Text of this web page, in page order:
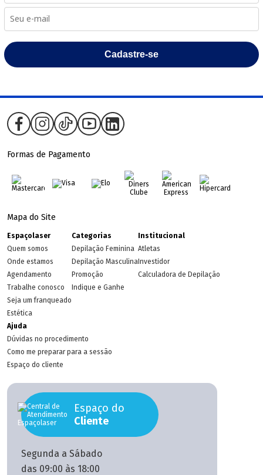
Cadastre-se
Formas de Pagamento
Mapa do Site
Espaçolaser
Quem somos
Onde estamos
Agendamento
Trabalhe conosco
Seja um franqueado
Estética
Categorias
Depilação Feminina
Depilação Masculina
Promoção
Indique e Ganhe
Institucional
Atletas
Investidor
Calculadora de Depilação
Ajuda
Dúvidas no procedimento
Como me preparar para a sessão
Espaço do cliente
Espaço do
Cliente
Segunda a Sábado
das 09:00 às 18:00